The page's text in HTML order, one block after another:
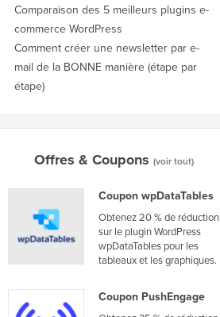
Comparaison des 5 meilleurs plugins e-
commerce WordPress
Comment créer une newsletter par e-
mail de la BONNE manière (étape par
étape)
Offres & Coupons (voir tout)
Coupon wpDataTables
Obtenez 20 % de réduction
sur le plugin WordPress
wpDataTables pour les
tableaux et les graphiques.
Coupon PushEngage